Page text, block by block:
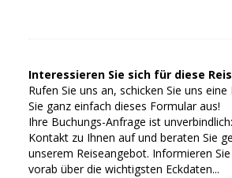
Interessieren Sie sich für diese
Rufen Sie uns an, schicken Sie uns eine
Sie ganz einfach dieses Formular aus!
Ihre Buchungs-Anfrage ist
Kontakt zu Ihnen auf und beraten Sie
unserem Reiseangebot. Informieren
vorab über die wichtigsten Eckdaten...